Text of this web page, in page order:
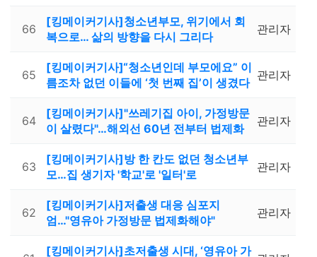
66
[킹메이커기사]청소년부모, 위기에서 회
복으로… 삶의 방향을 다시 그리다
관리자
65
[킹메이커기사]“청소년인데 부모에요” 이
름조차 없던 이들에 ‘첫 번째 집’이 생겼다
관리자
64
[킹메이커기사]"쓰레기집 아이, 가정방문
이 살렸다"…해외선 60년 전부터 법제화
관리자
63
[킹메이커기사]방 한 칸도 없던 청소년부
모…집 생기자 '학교'로 '일터'로
관리자
62
[킹메이커기사]저출생 대응 심포지
엄…"영유아 가정방문 법제화해야"
관리자
[킹메이커기사]초저출생 시대, ‘영유아 가